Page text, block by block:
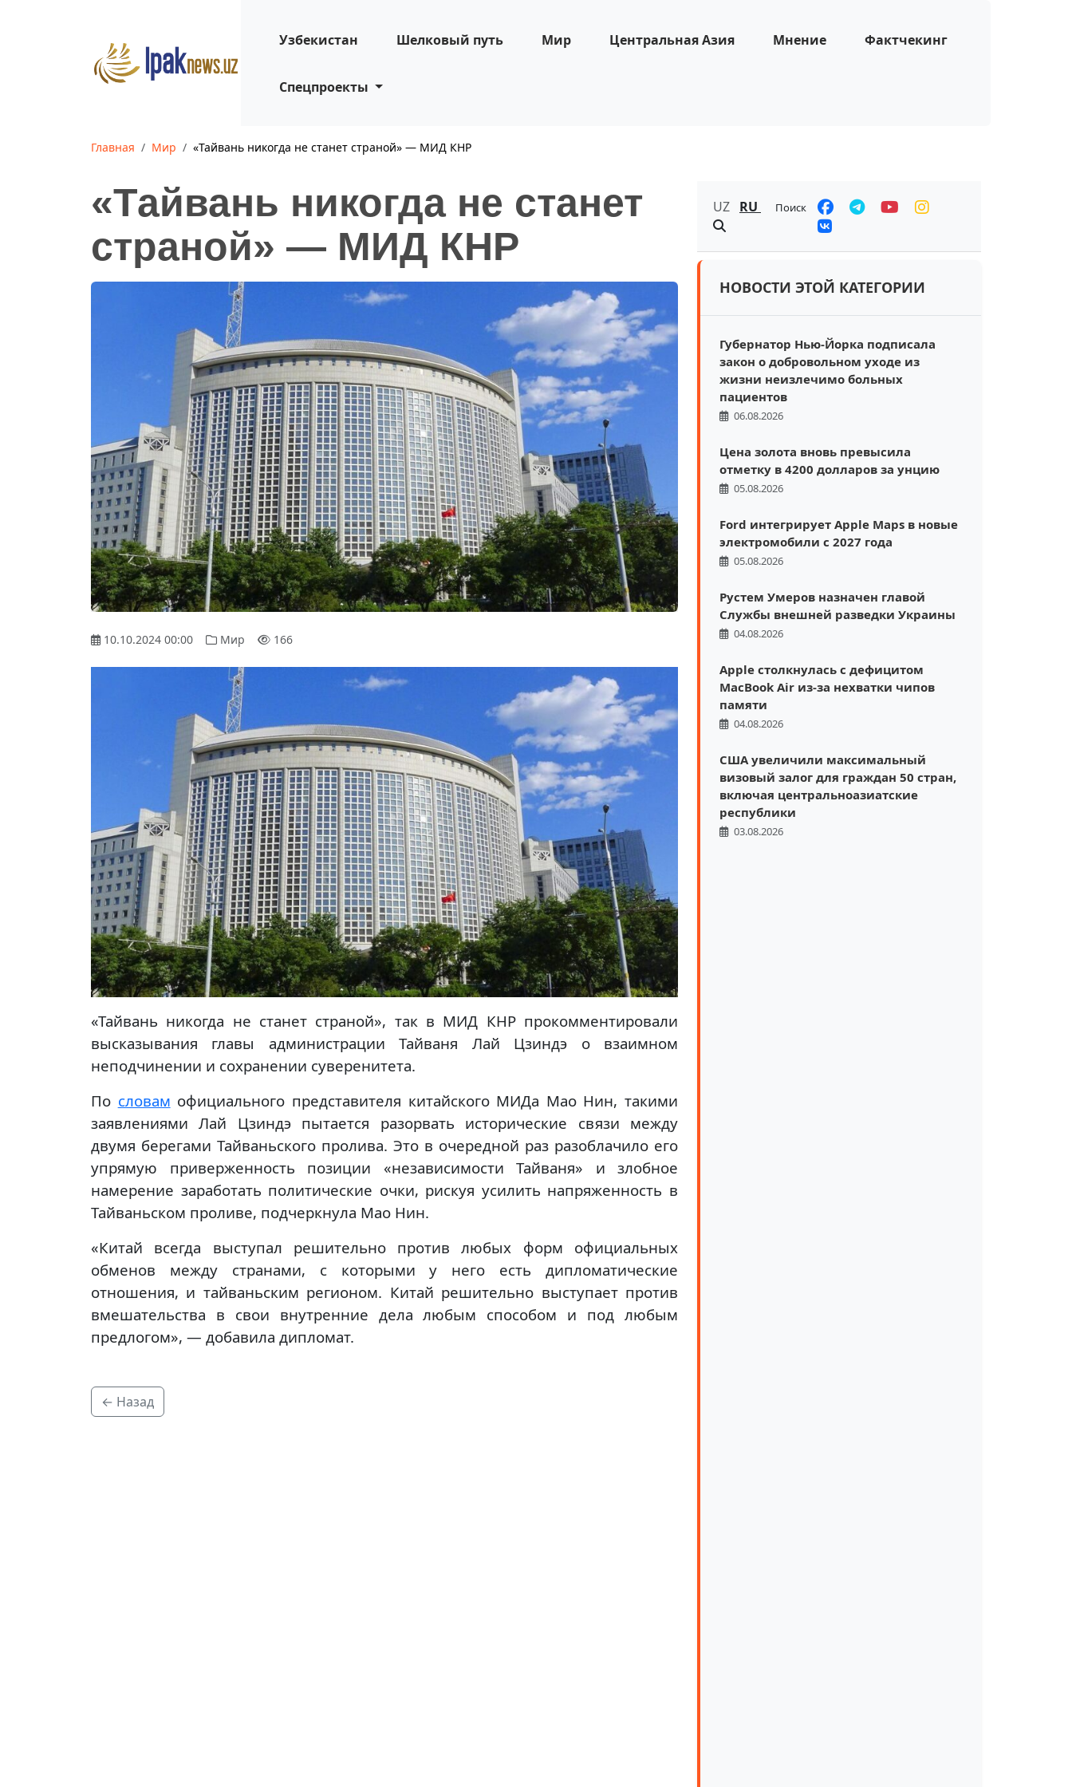
Узбекистан Шелковый путь Мир Центральная Азия Мнение Фактчекинг
Спецпроекты
Главная Мир «Тайвань никогда не станет страной» — МИД КНР
«Тайвань никогда не станет
страной» — МИД КНР
10.10.2024 00:00 Мир 166
«Тайвань никогда не станет страной», так в МИД КНР прокомментировали
высказывания главы администрации Тайваня Лай Цзиндэ о взаимном
неподчинении и сохранении суверенитета.
По словам официального представителя китайского МИДа Мао Нин, такими
заявлениями Лай Цзиндэ пытается разорвать исторические связи между
двумя берегами Тайваньского пролива. Это в очередной раз разоблачило его
упрямую приверженность позиции «независимости Тайваня» и злобное
намерение заработать политические очки, рискуя усилить напряженность в
Тайваньском проливе, подчеркнула Мао Нин.
«Китай всегда выступал решительно против любых форм официальных
обменов между странами, с которыми у него есть дипломатические
отношения, и тайваньским регионом. Китай решительно выступает против
вмешательства в свои внутренние дела любым способом и под любым
предлогом», — добавила дипломат.
← Назад
UZ RU Поиск
НОВОСТИ ЭТОЙ КАТЕГОРИИ
Губернатор Нью-Йорка подписала
закон о добровольном уходе из
жизни неизлечимо больных
пациентов
06.08.2026
Цена золота вновь превысила
отметку в 4200 долларов за унцию
05.08.2026
Ford интегрирует Apple Maps в новые
электромобили с 2027 года
05.08.2026
Рустем Умеров назначен главой
Службы внешней разведки Украины
04.08.2026
Apple столкнулась с дефицитом
MacBook Air из-за нехватки чипов
памяти
04.08.2026
США увеличили максимальный
визовый залог для граждан 50 стран,
включая центральноазиатские
республики
03.08.2026